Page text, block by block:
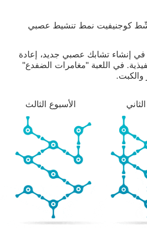
كوجنيفيت نمط تنشيط عصبي
في إنشاء تشابك عصبي جديد، إعادة
في اللعبة "مغامرات الضفدع"
والكبت.
الأسبوع الثالث